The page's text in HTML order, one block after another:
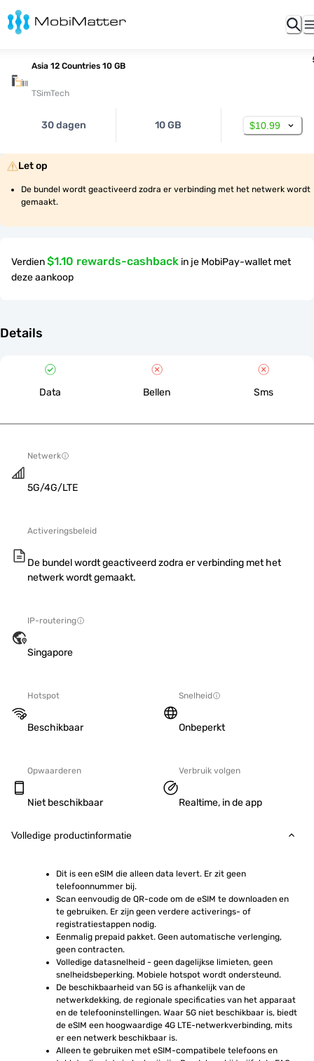
Asia 12 Countries 10 GB
TSimTech
30 dagen 10 GB $10.99
Let op
De bundel wordt geactiveerd zodra er verbinding met het netwerk wordt
gemaakt.
Verdien$1.10 rewards-cashback in je MobiPay-wallet met
deze aankoop
Details
Data Bellen Sms
Netwerk
5G/4G/LTE
Activeringsbeleid
De bundel wordt geactiveerd zodra er verbinding met het
netwerk wordt gemaakt.
IP-routering
Singapore
Hotspot
Beschikbaar
Snelheid
Onbeperkt
Opwaarderen
Niet beschikbaar
Verbruik volgen
Realtime, in de app
Volledige productinformatie
Dit is een eSIM die alleen data levert. Er zit geen
telefoonnummer bij.
Scan eenvoudig de QR-code om de eSIM te downloaden en
te gebruiken. Er zijn geen verdere activerings- of
registratiestappen nodig.
Eenmalig prepaid pakket. Geen automatische verlenging,
geen contracten.
Volledige datasnelheid - geen dagelijkse limieten, geen
snelheidsbeperking. Mobiele hotspot wordt ondersteund.
De beschikbaarheid van 5G is afhankelijk van de
netwerkdekking, de regionale specificaties van het apparaat
en de telefooninstellingen. Waar 5G niet beschikbaar is, biedt
de eSIM een hoogwaardige 4G LTE-netwerkverbinding, mits
er een netwerk beschikbaar is.
Alleen te gebruiken met eSIM-compatibele telefoons en